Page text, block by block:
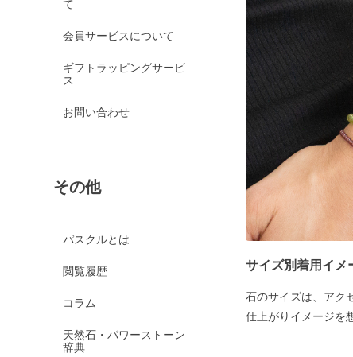
て
会員サービスについて
ギフトラッピングサービ
ス
お問い合わせ
その他
パスクルとは
閲覧履歴
コラム
天然石・パワーストーン
辞典
サイズ別着用イメ
石のサイズは、アク
仕上がりイメージを